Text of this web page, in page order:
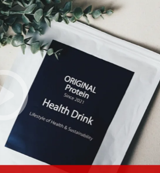
ゲーム・サービス開発
書籍・雑誌出版
チャレンジ
CAMPFIRE for Social Good
CAMPFIREふるさと納税machi-ya